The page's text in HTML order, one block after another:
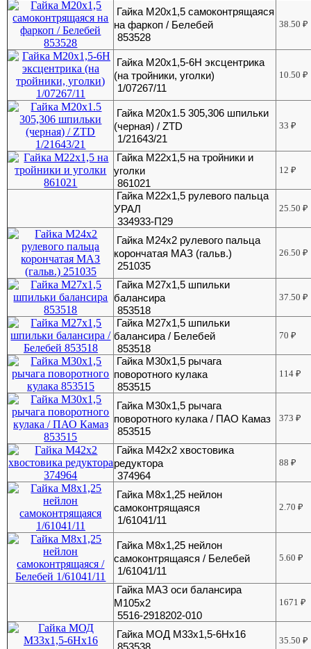
Гайка М20х1,5 самоконтрящаяся
на фаркоп / Белебей
853528
38.50₽
Гайка М20х1,5-6Н эксцентрика
(на тройники, уголки)
1/07267/11
10.50₽
Гайка М20х1.5 305,306 шпильки
(черная) / ZTD
1/21643/21
33₽
Гайка М22х1,5 на тройники и
уголки
861021
12₽
Гайка М22х1,5 рулевого пальца
УРАЛ
334933-П29
25.50₽
Гайка М24х2 рулевого пальца
корончатая МАЗ (гальв.)
251035
26.50₽
Гайка М27х1,5 шпильки
балансира
853518
37.50₽
Гайка М27х1,5 шпильки
балансира / Белебей
853518
70₽
Гайка М30х1,5 рычага
поворотного кулака
853515
114₽
Гайка М30х1,5 рычага
поворотного кулака / ПАО Камаз
853515
373₽
Гайка М42х2 хвостовика
редуктора
374964
88₽
Гайка М8х1,25 нейлон
самоконтрящаяся
1/61041/11
2.70₽
Гайка М8х1,25 нейлон
самоконтрящаяся / Белебей
1/61041/11
5.60₽
Гайка МАЗ оси балансира
М105х2
5516-2918202-010
1671₽
Гайка МОД М33х1,5-6Нх16
35.50₽